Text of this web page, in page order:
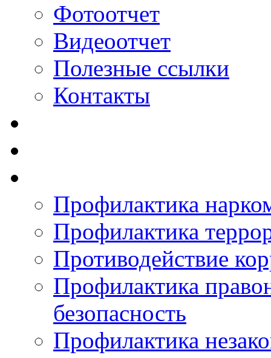
Фотоотчет
Видеоотчет
Полезные ссылки
Контакты
Профилактика
Профилактика
Противодействие
Профилактика
безопасность
Профилактика